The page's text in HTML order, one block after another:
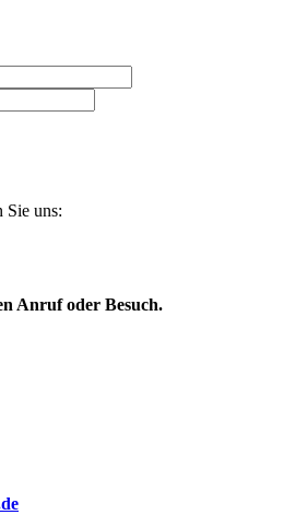
Sie uns:
Anruf oder Besuch.